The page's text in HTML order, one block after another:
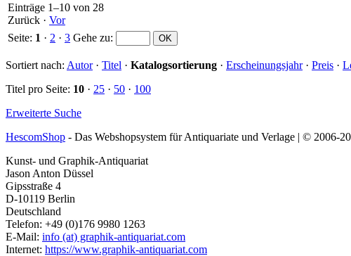
Einträge 1–10 von 28
Zurück · Vor
Seite: 1 · 2 · 3 Gehe zu:
Sortiert nach: Autor· Titel · Katalogsortierung · Erscheinungsjahr· Preis ·
Titel pro Seite: 10 · 25 · 50 · 100
Erweiterte Suche
HescomShop - Das Webshopsystem für Antiquariate und Verlage | © 2006-
Kunst- und Graphik-Antiquariat
Jason Anton Düssel
Gipsstraße 4
D-10119 Berlin
Deutschland
Telefon: +49 (0)176 9980 1263
E-Mail: info (at) graphik-antiquariat.com
Internet: https://www.graphik-antiquariat.com